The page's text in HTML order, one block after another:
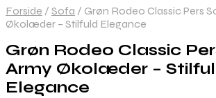
Forside / Sofa / Grøn Rodeo Classic Pers
Økolæder – Stilfuld Elegance
Grøn Rodeo Classic
Army Økolæder –
Elegance